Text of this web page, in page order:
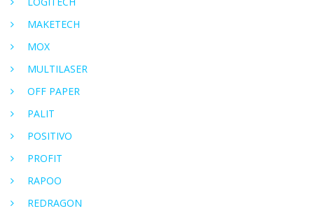
MAKETECH
MOX
MULTILASER
OFF PAPER
PALIT
POSITIVO
PROFIT
RAPOO
REDRAGON